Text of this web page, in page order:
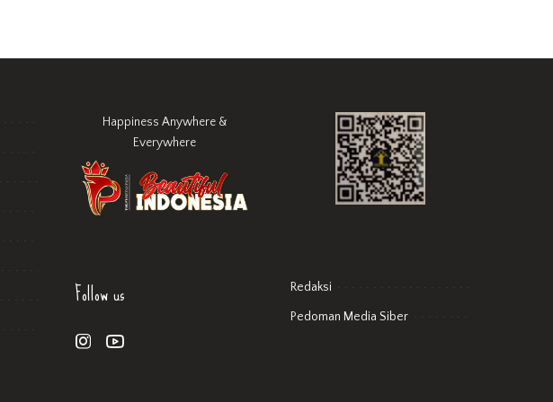
Happiness Anywhere &
Everywhere
Follow us Redaksi
Pedoman Media Siber